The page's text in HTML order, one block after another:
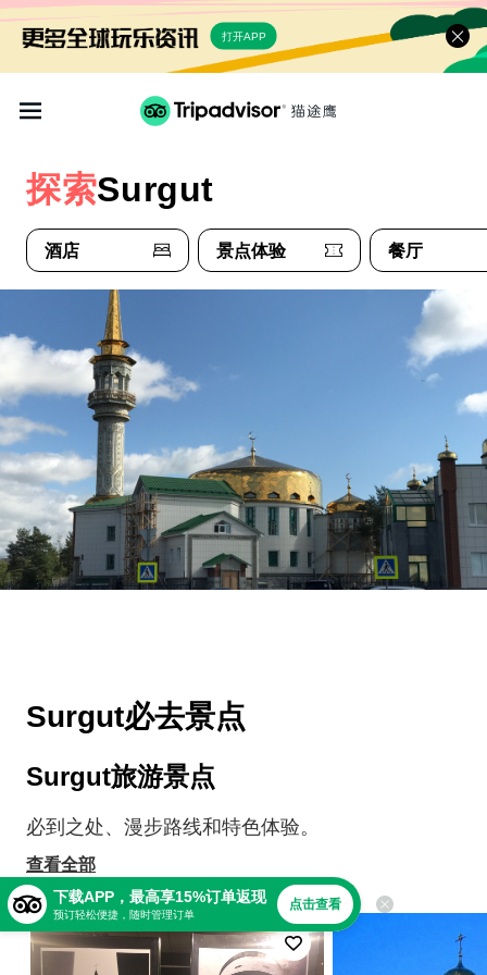
打开APP
探索Surgut
酒店 景点体验 餐厅
Surgut必去景点
Surgut旅游景点
必到之处、漫步路线和特色体验。
查看全部
下载APP，最高享15%订单返现
预订轻松便捷，随时管理订单
点击查看